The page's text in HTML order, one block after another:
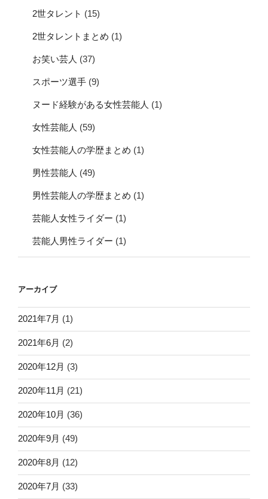
2世タレント (15)
2世タレントまとめ (1)
お笑い芸人 (37)
スポーツ選手 (9)
ヌード経験がある女性芸能人 (1)
女性芸能人 (59)
女性芸能人の学歴まとめ (1)
男性芸能人 (49)
男性芸能人の学歴まとめ (1)
芸能人女性ライダー (1)
芸能人男性ライダー (1)
アーカイブ
2021年7月 (1)
2021年6月 (2)
2020年12月 (3)
2020年11月 (21)
2020年10月 (36)
2020年9月 (49)
2020年8月 (12)
2020年7月 (33)